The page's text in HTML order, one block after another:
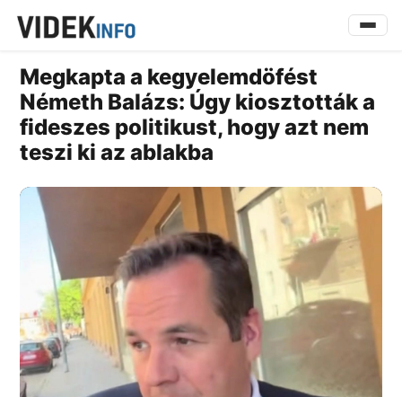
Megkapta a kegyelemdöfést
Németh Balázs: Úgy kiosztották a
fideszes politikust, hogy azt nem
teszi ki az ablakba